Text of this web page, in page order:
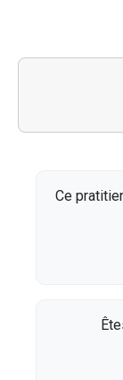
Ce